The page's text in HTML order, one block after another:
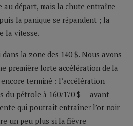
au départ, mais la chute entraîne
la panique se répandent ; la
la vitesse.
la zone des 140 $. Nous avons
première forte accélération de la
encore terminé : l’accélération
du pétrole à 160/170 $ — avant
qui pourrait entraîner l’or noir
un peu plus si la fièvre